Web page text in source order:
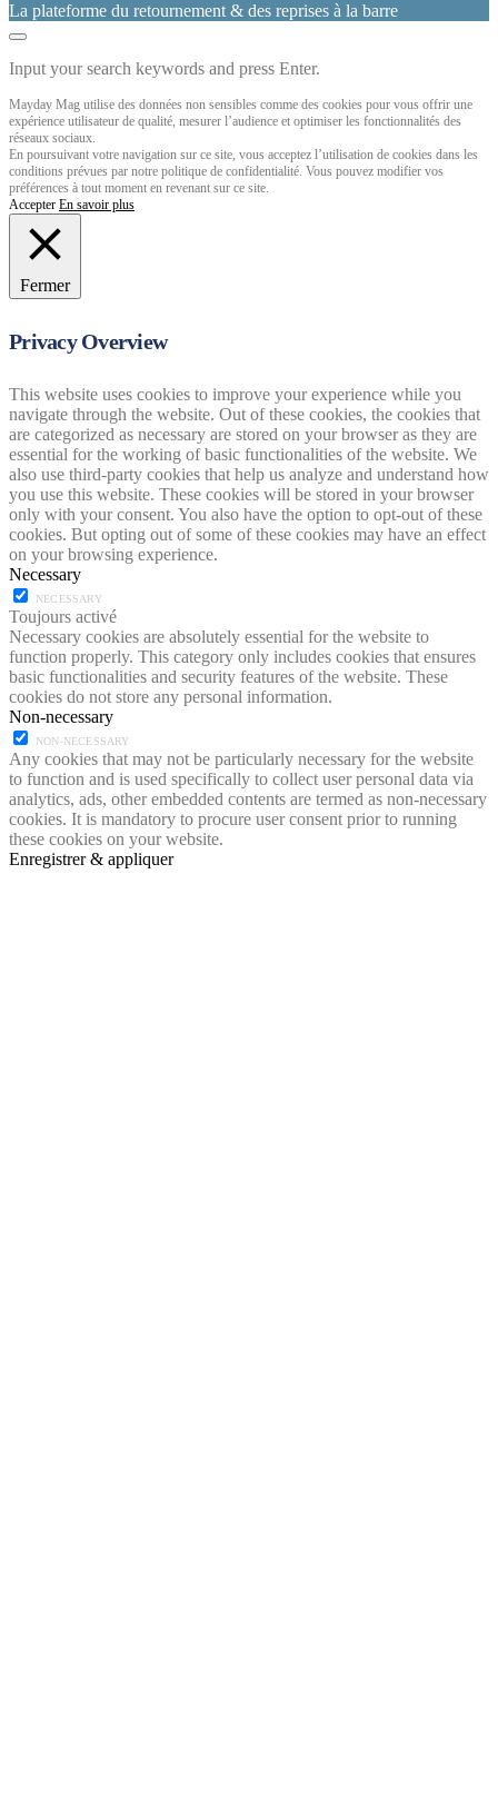
La plateforme du retournement & des reprises à la barre
Input your search keywords and press Enter.
Mayday Mag utilise des données non sensibles comme des cookies pour vous offrir une
expérience utilisateur de qualité, mesurer l’audience et optimiser les fonctionnalités des
réseaux sociaux.
En poursuivant votre navigation sur ce site, vous acceptez l’utilisation de cookies dans les
conditions prévues par notre politique de confidentialité. Vous pouvez modifier vos
préférences à tout moment en revenant sur ce site.
Accepter En savoir plus
Fermer
Privacy Overview
This website uses cookies to improve your experience while you
navigate through the website. Out of these cookies, the cookies that
are categorized as necessary are stored on your browser as they are
essential for the working of basic functionalities of the website. We
also use third-party cookies that help us analyze and understand how
you use this website. These cookies will be stored in your browser
only with your consent. You also have the option to opt-out of these
cookies. But opting out of some of these cookies may have an effect
on your browsing experience.
Necessary
NECESSARY
Toujours activé
Necessary cookies are absolutely essential for the website to
function properly. This category only includes cookies that ensures
basic functionalities and security features of the website. These
cookies do not store any personal information.
Non-necessary
NON-NECESSARY
Any cookies that may not be particularly necessary for the website
to function and is used specifically to collect user personal data via
analytics, ads, other embedded contents are termed as non-necessary
cookies. It is mandatory to procure user consent prior to running
these cookies on your website.
Enregistrer & appliquer